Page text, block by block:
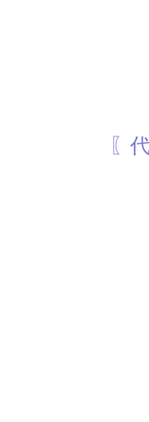
〖